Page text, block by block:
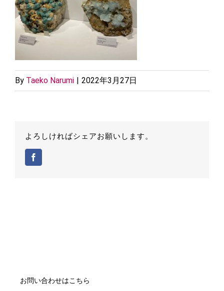
By Taeko Narumi | 2022年3月27日
よろしければシェアお願いします。
お問い合わせはこちら